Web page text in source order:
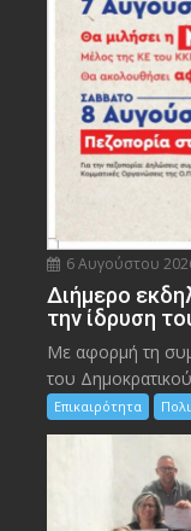
6 Αυγούστου
Διήμερο
την ίδρυση
Με αφορμή τη
του
Επικαιρότητα